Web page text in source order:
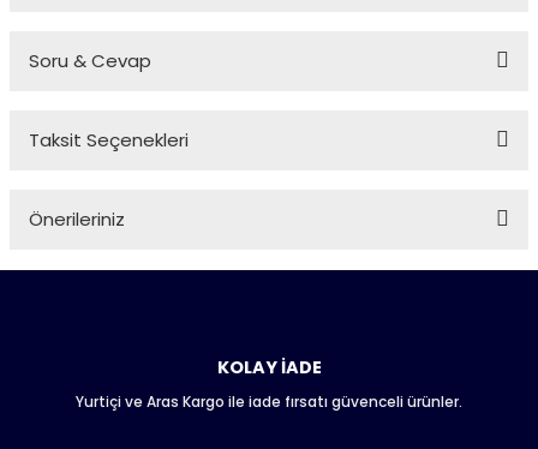
Soru & Cevap
Ürün hakkında henüz soru sorulmamış.
Taksit Seçenekleri
Önerileriniz
Bu ürünün fiyat bilgisi, resim, ürün açıklamalarında ve diğer
Ürün resmi kalitesiz, bozuk veya görüntülenemiyor.
KOLAY İADE
Yurtiçi ve Aras Kargo ile iade fırsatı güvenceli ürünler.